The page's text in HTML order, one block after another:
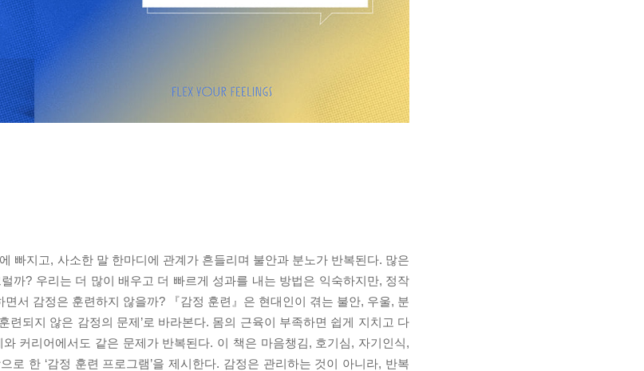
빠지고, 사소한 말 한마디에 관계가 흔들리며 불안과 분노가 반복된다. 많은
까? 우리는 더 많이 배우고 더 빠르게 성과를 내는 방법은 익숙하지만, 정작
서 감정은 훈련하지 않을까? 『감정 훈련』은 현대인이 겪는 불안, 우울, 분
련되지 않은 감정의 문제’로 바라본다. 몸의 근육이 부족하면 쉽게 지치고 다
커리어에서도 같은 문제가 반복된다. 이 책은 마음챙김, 호기심, 자기인식,
한 ‘감정 훈련 프로그램’을 제시한다. 감정은 관리하는 것이 아니라, 반복